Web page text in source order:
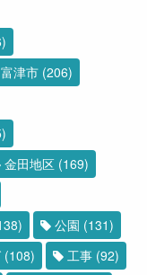
富津市 (206)
金田地区 (169)
公園 (131)
(108) 工事 (92)